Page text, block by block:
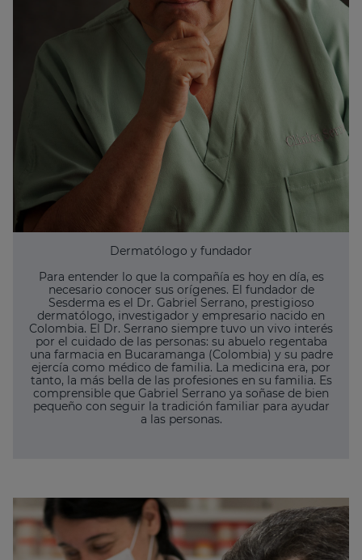
Dermatólogo y fundador
Para entender lo que la compañía es hoy en día, es
necesario conocer sus orígenes. El fundador de
Sesderma es el Dr. Gabriel Serrano, prestigioso
dermatólogo, investigador y empresario nacido en
Colombia. El Dr. Serrano siempre tuvo un vivo interés
por el cuidado de las personas: su abuelo regentaba
una farmacia en Bucaramanga (Colombia) y su padre
ejercía como médico de familia. La medicina era, por
tanto, la más bella de las profesiones en su familia. Es
comprensible que Gabriel Serrano ya soñase de bien
pequeño con seguir la tradición familiar para ayudar
a las personas.